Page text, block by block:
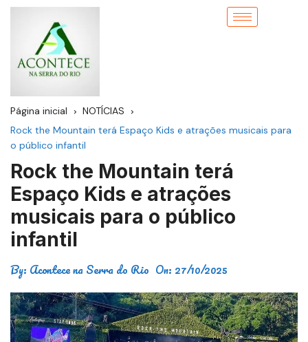
Página inicial
NOTÍCIAS
Rock the Mountain terá Espaço Kids e atrações musicais para
o público infantil
Rock the Mountain terá
Espaço Kids e atrações
musicais para o público
infantil
By: Acontece na Serra do Rio On: 27/10/2025